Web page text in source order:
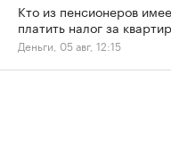
Кто из пенсионеров
платить налог за
Деньги, 05 авг, 12:15